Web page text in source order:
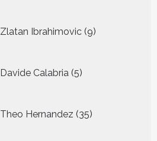
Zlatan Ibrahimovic 9
producten
Davide Calabria 5
producten
Theo Hernandez 35
producten